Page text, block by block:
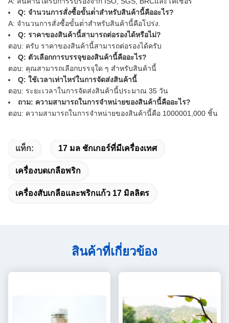
Q: จํานวนการสั่งซื้อขั้นต่ําสําหรับสินค้านี้คืออะไร?
A: จํานวนการสั่งซื้อขั้นต่ําสําหรับสินค้านี้คือโปร่ง.
Q: ราคาของสินค้านี้สามารถต่อรองได้หรือไม่?
ตอบ: ครับ ราคาของสินค้านี้สามารถต่อรองได้ครับ
Q: ตัวเลือกการบรรจุของสินค้านี้คืออะไร?
ตอบ: คุณสามารถเลือกบรรจุใด ๆ สําหรับสินค้านี้
Q: ใช้เวลาเท่าไหร่ในการจัดส่งสินค้านี้
ตอบ: ระยะเวลาในการจัดส่งสินค้านี้ประมาณ 35 วัน
ถาม: ความสามารถในการจําหน่ายของสินค้านี้คืออะไร?
ตอบ: ความสามารถในการจําหน่ายของสินค้านี้คือ 1000001,000 ชิ้น
แท็ก: 17 มล ชักเกอร์ที่มีเครื่องเทศ
เครื่องบดเกลือพริก
เครื่องสับเกลือและพริกแก้ว 17 มิลลิตร
สินค้าที่เกี่ยวข้อง